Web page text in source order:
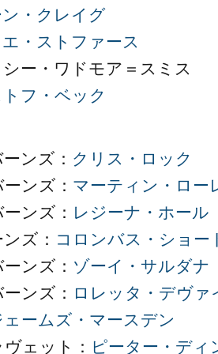
・クレイグ
・ストファース
ー・ワドモア＝スミス
フ・ベック
ンズ： クリス・ロック
ンズ： マーティン・ロー
ンズ： レジーナ・ホール
ズ： コロンバス・ショー
ンズ： ゾーイ・サルダナ
ンズ： ロレッタ・デヴァ
ェームズ・マースデン
ェット： ピーター・ディ